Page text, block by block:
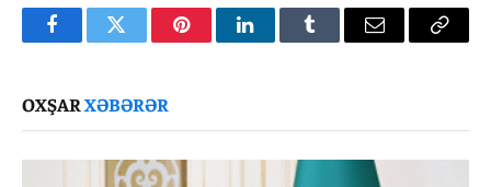
FacebookTwitter PinterestLinkedInTumblr Email
Copy
OXŞARXƏBƏRƏR